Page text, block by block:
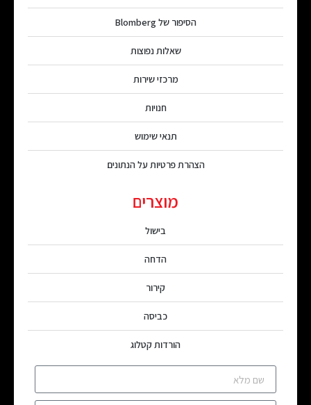
הסיפור של Blomberg
שאלות נפוצות
מרכזי שירות
חנויות
תנאי שימוש
הצהרת פרטיות על הנתונים
מוצרים
בישול
הדחה
קירור
כביסה
הורדות קטלוג